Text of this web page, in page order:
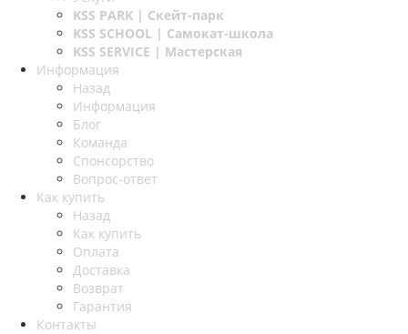
KSS PARK | Скейт-парк
KSS SCHOOL | Самокат-школа
KSS SERVICE | Мастерская
Информация
Назад
Информация
Блог
Команда
Спонсорство
Вопрос-ответ
Как купить
Назад
Как купить
Оплата
Доставка
Возврат
Гарантия
Контакты